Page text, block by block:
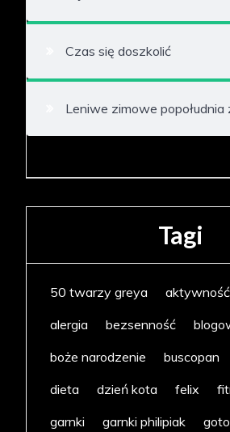
Czas się doszkolić
Leniwe zimowe popołudnia
Tagi
50 twarzy greya
alergia
bezsenność
boże narodzenie
buscopan
dieta
dzień kota felix
garnki
garnki philipiak